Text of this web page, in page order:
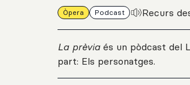
Òpera Podcast Recurs
La prèviaés un pòdcast del
part: Els personatges.